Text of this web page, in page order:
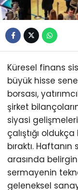
Küresel finans
büyük hisse
borsası,
şirket
siyasi
çalıştığı
bıraktı.
arasında
sermayenin
geleneksel